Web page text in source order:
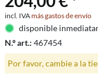
incl. IVAmás gastos de envío
disponible
N.º art.: 467454
Por favor, cambie a la